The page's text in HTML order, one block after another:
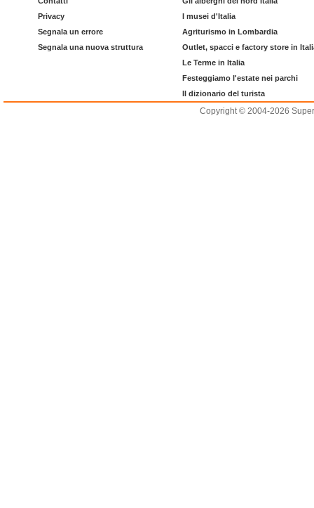
Privacy
Segnala un errore
Segnala una nuova struttura
I musei d'Italia
Agriturismo in Lombardia
Outlet, spacci e factory store in
Le Terme in Italia
Festeggiamo l'estate nei parchi
Il dizionario del turista
Copyright © 2004-2026